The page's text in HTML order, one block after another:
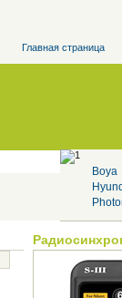
Главная страница
Boya